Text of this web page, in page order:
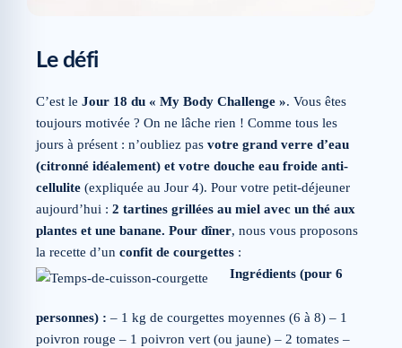
Le défi
C’est le Jour 18 du « My Body Challenge ». Vous êtes
toujours motivée ? On ne lâche rien ! Comme tous les
jours à présent : n’oubliez pas votre grand verre d’eau
(citronné idéalement) et votre douche eau froide anti-
cellulite (expliquée au Jour 4). Pour votre petit-déjeuner
aujourd’hui : 2 tartines grillées au miel avec un thé aux
plantes et une banane. Pour dîner, nous vous proposons
la recette d’un confit de courgettes :
Ingrédients (pour 6
personnes) : – 1 kg de courgettes moyennes (6 à 8) – 1
poivron rouge – 1 poivron vert (ou jaune) – 2 tomates –